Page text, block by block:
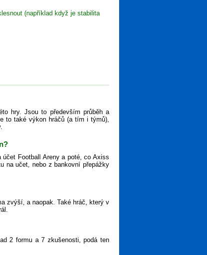
(například když je stabilita
hry. Jsou to především průběh a
to také výkon hráčů (a tím i týmů),
Football Areny a poté, co Axiss
na učet, nebo z bankovní přepážky
zvýší, a naopak. Také hráč, který v
2 formu a 7 zkušenosti, podá ten